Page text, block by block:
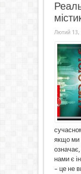
Лютий 13,
якщо ми
нами є
– це не